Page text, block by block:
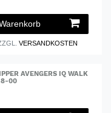
VERSANDKOSTEN
AVENGERS IQ WALK
00